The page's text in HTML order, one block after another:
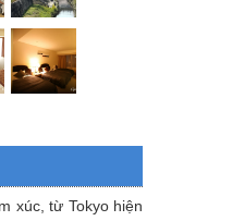
xúc, từ Tokyo hiện